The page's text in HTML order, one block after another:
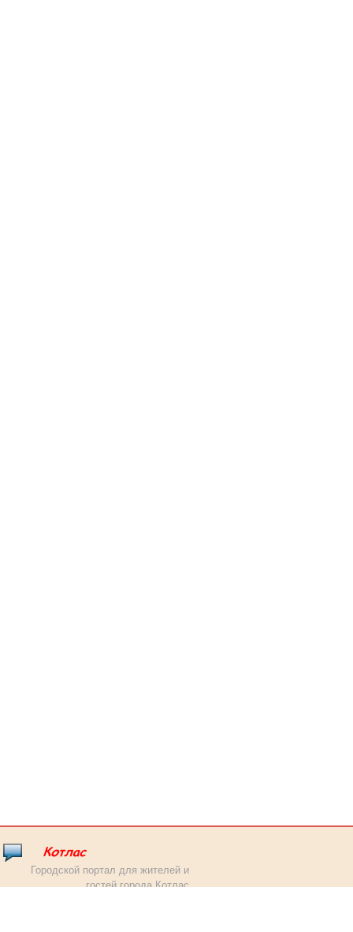
Городской портал для жителей и
гостей города Котлас